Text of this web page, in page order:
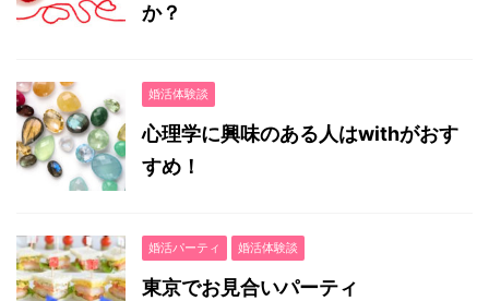
か？
婚活体験談
心理学に興味のある人はwithがおす
すめ！
婚活パーティ 婚活体験談
東京でお見合いパーティ